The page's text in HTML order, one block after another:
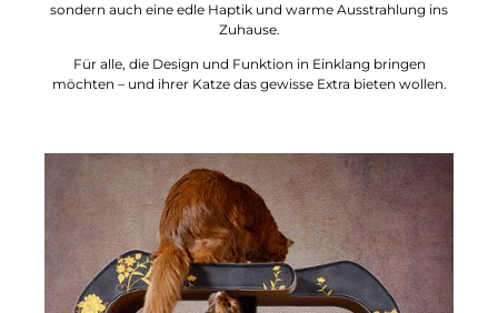
sondern auch eine edle Haptik und warme Ausstrahlung ins
Zuhause.
Für alle, die Design und Funktion in Einklang bringen
möchten – und ihrer Katze das gewisse Extra bieten wollen.